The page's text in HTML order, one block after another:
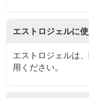
エストロジェルに
エストロジェルは
用ください。